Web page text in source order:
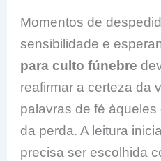
Momentos de
sensibilidade e
para culto fúnebre
reafirmar a certeza da
palavras de fé
da perda. A leitura
precisa ser escolhida